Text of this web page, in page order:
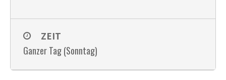
ZEIT
Ganzer Tag (Sonntag)